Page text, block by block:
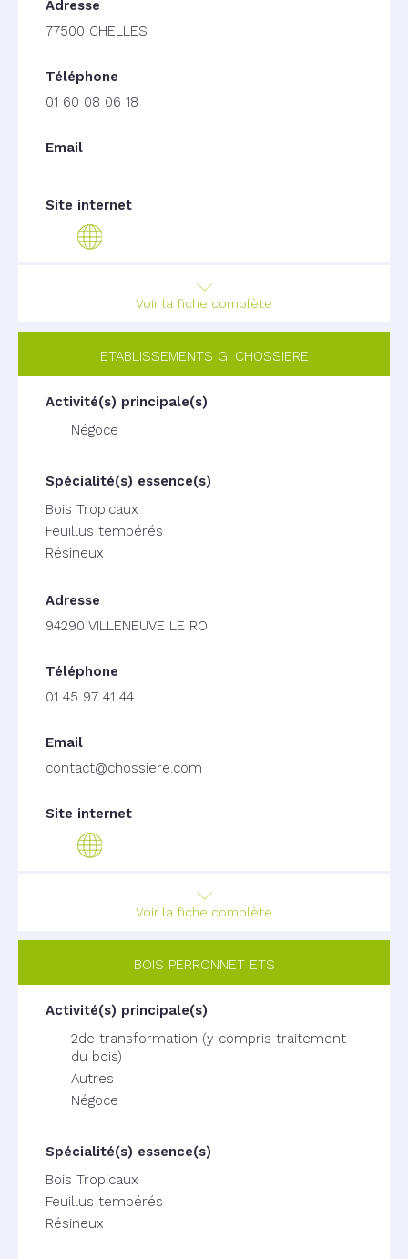
77500 CHELLES
01 60 08 06 18
Voir la fiche complète
ETABLISSEMENTS G. CHOSSIERE
Négoce
Bois Tropicaux
Feuillus tempérés
Résineux
94290 VILLENEUVE LE ROI
01 45 97 41 44
contact@chossiere.com
Voir la fiche complète
BOIS PERRONNET ETS
2de transformation (y compris traitement
du bois)
Autres
Négoce
Bois Tropicaux
Feuillus tempérés
Résineux